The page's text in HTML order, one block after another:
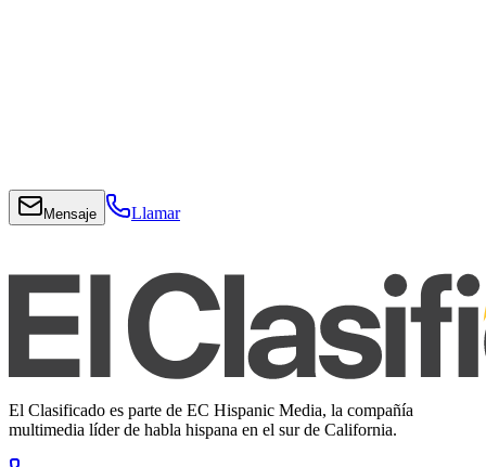
Mensaje Llamar
El Clasificado es parte de EC Hispanic Media, la compañía
multimedia líder de habla hispana en el sur de California.